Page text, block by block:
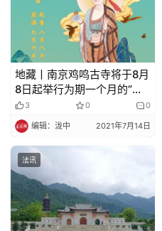
地藏丨南京鸡鸣古寺将于8月
8日起举行为期一个月的“地
藏法会”
3 0 0
编辑：泷中 2021年7月14日
法讯